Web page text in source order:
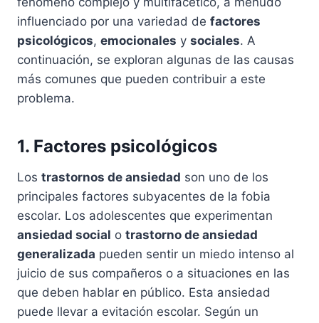
influenciado por una variedad de factores
psicológicos, emocionales y sociales. A
continuación, se exploran algunas de las causas
más comunes que pueden contribuir a este
problema.
1. Factores psicológicos
Los trastornos de ansiedad son uno de los
principales factores subyacentes de la fobia
escolar. Los adolescentes que experimentan
ansiedad social o trastorno de ansiedad
generalizada pueden sentir un miedo intenso al
juicio de sus compañeros o a situaciones en las
que deben hablar en público. Esta ansiedad
puede llevar a evitación escolar. Según un